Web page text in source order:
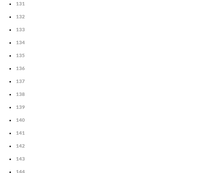
131
132
133
134
135
136
137
138
139
140
141
142
143
144